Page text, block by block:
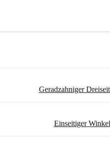
Geradzahniger
Einseitiger